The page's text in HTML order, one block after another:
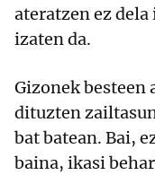
ateratzen ez
izaten da.
Gizonek besteen
dituzten
bat batean. Bai,
baina, ikasi